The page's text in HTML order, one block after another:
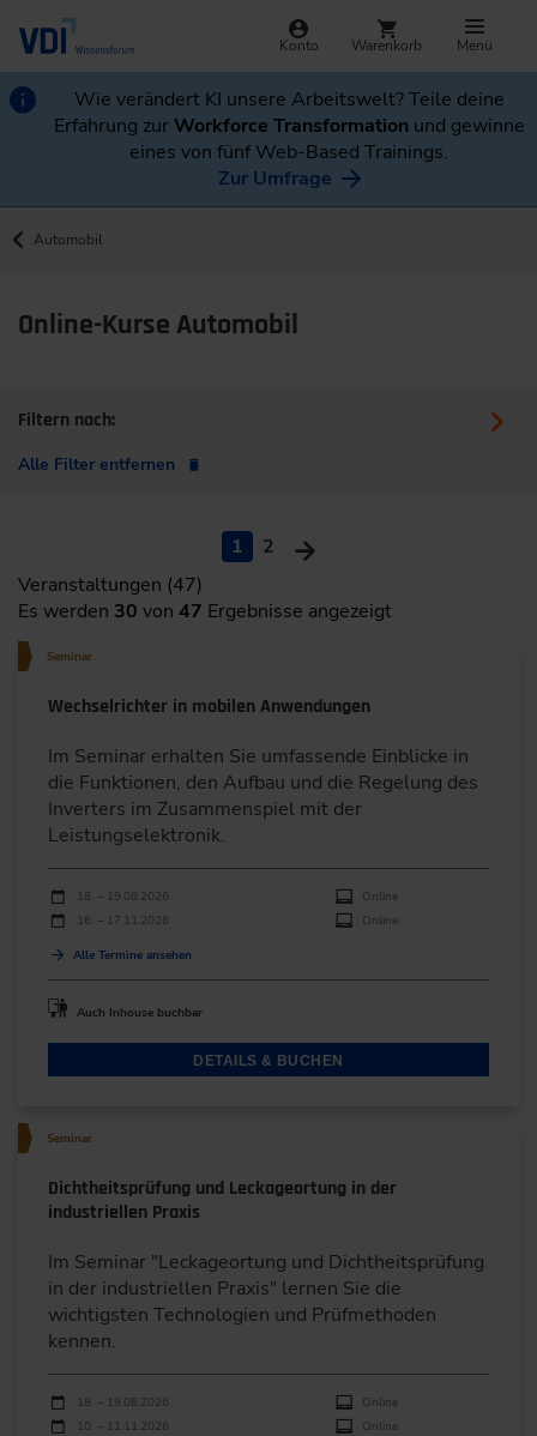
Konto Warenkorb Menü
Wie verändert KI unsere Arbeitswelt? Teile deine
Erfahrung zurWorkforce Transformation und gewinne
eines von fünf Web-Based Trainings.
Zur Umfrage
Automobil
Online-Kurse Automobil
Filtern nach:
Alle Filter entfernen
1
2
Veranstaltungen (47)
Es werden 30 von 47 Ergebnisse angezeigt
Seminar
Wechselrichter in mobilen Anwendungen
Im Seminar erhalten Sie umfassende Einblicke in
die Funktionen, den Aufbau und die Regelung des
Inverters im Zusammenspiel mit der
Leistungselektronik.
Durchführungen
Veranstaltungsdatum
18. – 19.08.2026
Online
16. – 17.11.2026
Online
Alle Termine ansehen
Auch Inhouse buchbar
DETAILS & BUCHEN
Seminar
Dichtheitsprüfung und Leckageortung in der
industriellen Praxis
Im Seminar "Leckageortung und Dichtheitsprüfung
in der industriellen Praxis" lernen Sie die
wichtigsten Technologien und Prüfmethoden
kennen.
Durchführungen
Veranstaltungsdatum
18. – 19.08.2026
Online
10. – 11.11.2026
Online